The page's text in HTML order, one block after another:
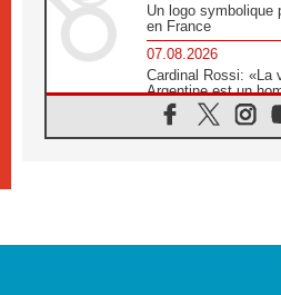
Un logo symbolique
en France
07.08.2026
Cardinal Rossi: «La
Argentine est un
07.08.2026
Hiroshima et